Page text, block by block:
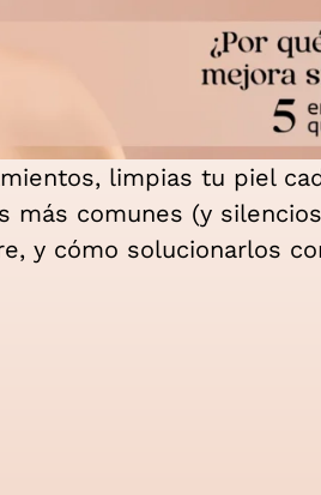
limpias tu piel
más comunes (y
y cómo solucionarlos